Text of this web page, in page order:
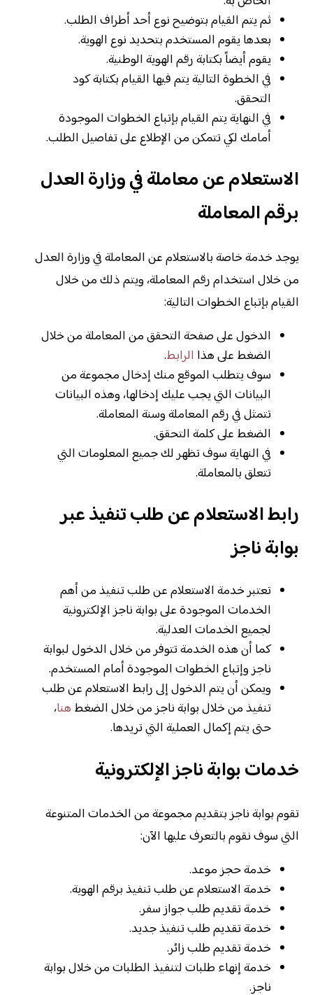
ثم يتم القيام بتوضيح نوع أحد أطراف الطلب.
بعدها يقوم المستخدم بتحديد نوع الهوية.
يقوم أيضاً بكتابة رقم الهوية الوطنية.
في الخطوة التالية يتم فيها القيام بكتابة كود
التحقق.
في النهاية يتم القيام بإتباع الخطوات الموجودة
أمامك لكي تتمكن من الإطلاع على تفاصيل الطلب.
الاستعلام عن معاملة في وزارة العدل
برقم المعاملة
يوجد خدمة خاصة بالاستعلام عن المعاملة في وزارة العدل
من خلال استخدام رقم المعاملة، ويتم ذلك من خلال
القيام بإتباع الخطوات التالية:
الدخول على صفحة التحقق من المعاملة من خلال
الضغط على هذا الرابط.
سوف يتطلب الموقع منك إدخال مجموعة من
البيانات التي يجب عليك إدخالها، وهذه البيانات
تتمثل في رقم المعاملة وسنة المعاملة.
الضغط على كلمة التحقق.
في النهاية سوف تظهر لك جميع المعلومات التي
تتعلق بالمعاملة.
رابط الاستعلام عن طلب تنفيذ عبر
بوابة ناجز
تعتبر خدمة الاستعلام عن طلب تنفيذ من أهم
الخدمات الموجودة على بوابة ناجز الإلكترونية
لجميع الخدمات العدلية.
كما أن هذه الخدمة تتوفر من خلال الدخول لبوابة
ناجز وإتباع الخطوات الموجودة أمام المستخدم.
ويمكن أن يتم الدخول إلى رابط الاستعلام عن طلب
تنفيذ من خلال بوابة ناجز من خلال الضغط هنا،
حتى يتم إكمال العملية التي تريدها.
خدمات بوابة ناجز الإلكترونية
تقوم بوابة ناجز بتقديم مجموعة من الخدمات المتنوعة
التي سوف نقوم بالتعرف عليها الآن:
خدمة حجز موعد.
خدمة الاستعلام عن طلب تنفيذ برقم الهوية.
خدمة تقديم طلب جواز سفر.
خدمة تقديم طلب تنفيذ جديد.
خدمة تقديم طلب زائر.
خدمة إنهاء طلبات لتنفيذ الطلبات من خلال بوابة
ناجز.